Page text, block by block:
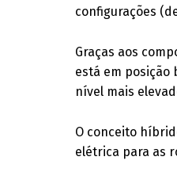
configurações
Graças aos
está em
nível mais
O conceito
elétrica para as